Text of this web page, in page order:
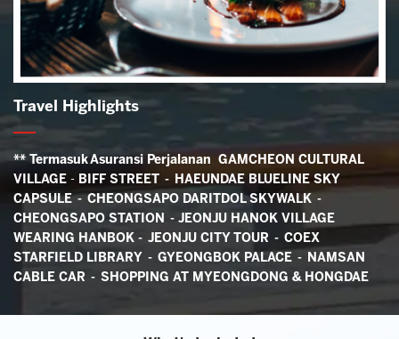
Travel Highlights
** Termasuk Asuransi Perjalanan
GAMCHEON CULTURAL
VILLAGE - BIFF STREET - HAEUNDAE BLUELINE SKY
CAPSULE - CHEONGSAPO DARITDOL SKYWALK -
CHEONGSAPO STATION - JEONJU HANOK VILLAGE
WEARING HANBOK - JEONJU CITY TOUR - COEX
STARFIELD LIBRARY - GYEONGBOK PALACE - NAMSAN
CABLE CAR - SHOPPING AT MYEONGDONG & HONGDAE